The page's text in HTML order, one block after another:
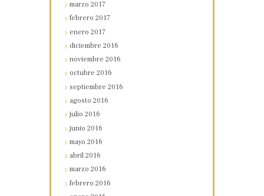
marzo2017
febrero2017
enero2017
diciembre2016
noviembre2016
octubre2016
septiembre2016
agosto2016
julio2016
junio2016
mayo2016
abril2016
marzo2016
febrero2016